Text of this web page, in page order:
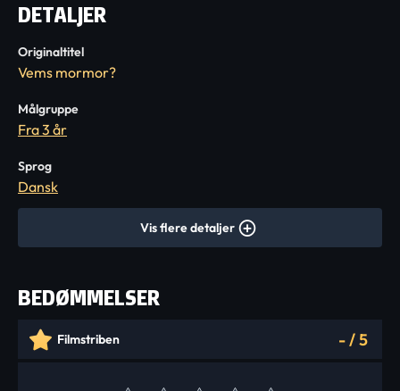
DETALJER
Originaltitel
Vems mormor?
Målgruppe
Fra 3 år
Sprog
Dansk
Vis flere detaljer
BEDØMMELSER
Filmstriben -/5